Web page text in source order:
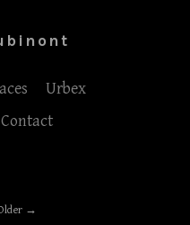
Urbex
Contact